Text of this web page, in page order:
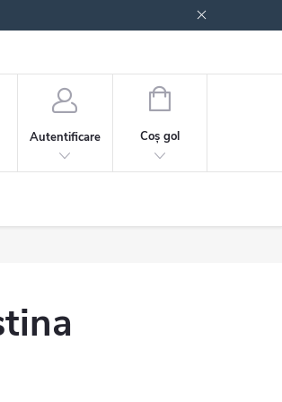
Autentificare
COŞ
CUMPĂRĂTURI
Coş gol